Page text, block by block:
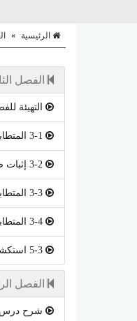
الرئيسية »
الفصل
التهيئة
الفصل
شرح درس